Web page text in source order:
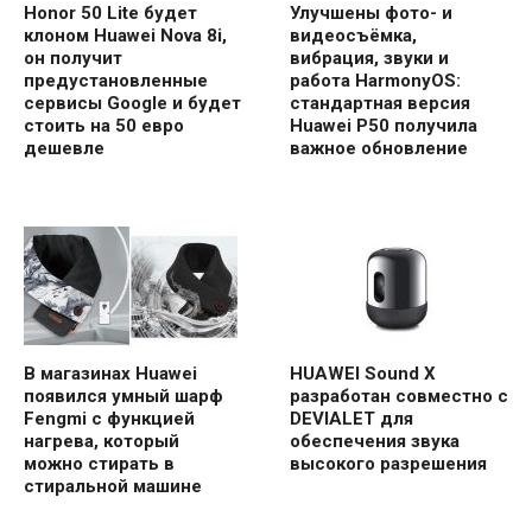
Honor 50 Lite будет
клоном Huawei Nova 8i,
он получит
предустановленные
сервисы Google и будет
стоить на 50 евро
дешевле
Улучшены фото- и
видеосъёмка,
вибрация, звуки и
работа HarmonyOS:
стандартная версия
Huawei P50 получила
важное обновление
В магазинах Huawei
появился умный шарф
Fengmi с функцией
нагрева, который
можно стирать в
стиральной машине
HUAWEI Sound X
разработан совместно с
DEVIALET для
обеспечения звука
высокого разрешения